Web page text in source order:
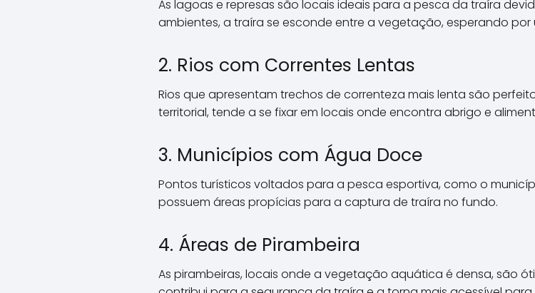
As lagoas e represas são locais ideais para a pesca da traíra
ambientes, a traíra se esconde entre a vegetação, esperando por
2. Rios com Correntes Lentas
Rios que apresentam trechos de correnteza mais lenta são
territorial, tende a se fixar em locais onde encontra abrigo e
3. Municípios com Água Doce
Pontos turísticos voltados para a pesca esportiva, como o
possuem áreas propícias para a captura de traíra no fundo.
4. Áreas de Pirambeira
As pirambeiras, locais onde a vegetação aquática é densa, são